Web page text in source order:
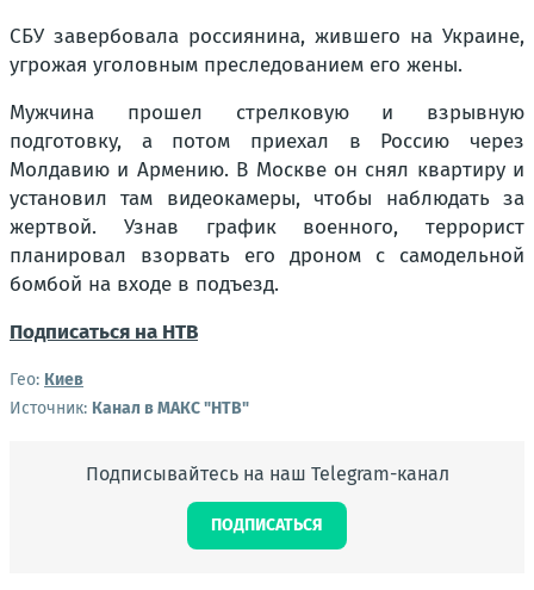
СБУ завербовала россиянина, жившего на Украине,
угрожая уголовным преследованием его жены.
Мужчина прошел стрелковую и взрывную
подготовку, а потом приехал в Россию через
Молдавию и Армению. В Москве он снял квартиру и
установил там видеокамеры, чтобы наблюдать за
жертвой. Узнав график военного, террорист
планировал взорвать его дроном с самодельной
бомбой на входе в подъезд.
Подписаться на НТВ
Гео: Киев
Источник: Канал в МАКС "НТВ"
Подписывайтесь на наш Telegram-канал
ПОДПИСАТЬСЯ